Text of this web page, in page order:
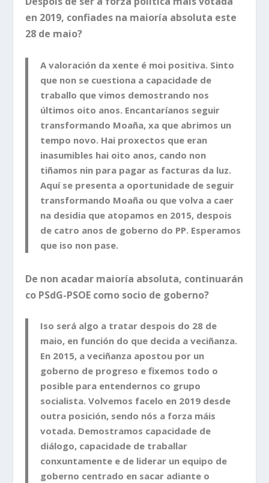
en 2019, confiades na maioría absoluta este
28 de maio?
A valoración da xente é moi positiva. Sinto
que non se cuestiona a capacidade de
traballo que vimos demostrando nos
últimos oito anos. Encantaríanos seguir
transformando Moaña, xa que abrimos un
tempo novo. Hai proxectos que eran
inasumibles hai oito anos, cando non
tiñamos nin para pagar as facturas da luz.
Aquí se presenta a oportunidade de seguir
transformando Moaña ou que volva a caer
na desidia que atopamos en 2015, despois
de catro anos de goberno do PP. Esperamos
que iso non pase.
De non acadar maioría absoluta, continuarán
co PSdG-PSOE como socio de goberno?
Iso será algo a tratar despois do 28 de
maio, en función do que decida a veciñanza.
En 2015, a veciñanza apostou por un
goberno de progreso e fixemos todo o
posible para entendernos co grupo
socialista. Volvemos facelo en 2019 desde
outra posición, sendo nós a forza máis
votada. Demostramos capacidade de
diálogo, capacidade de traballar
conxuntamente e de liderar un equipo de
goberno centrado en sacar adiante o